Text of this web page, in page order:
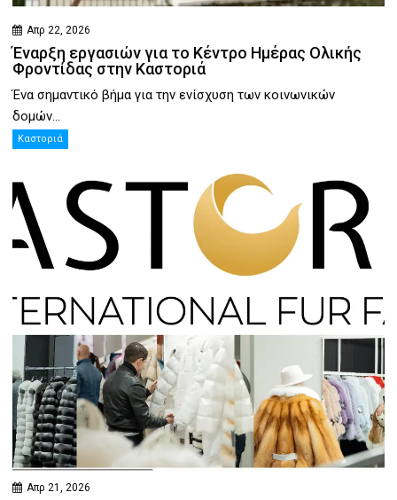
Απρ 22, 2026
Έναρξη εργασιών για το Κέντρο Ημέρας Ολικής
Φροντίδας στην Καστοριά
Ένα σημαντικό βήμα για την ενίσχυση των κοινωνικών
δομών...
Καστοριά
Απρ 21, 2026